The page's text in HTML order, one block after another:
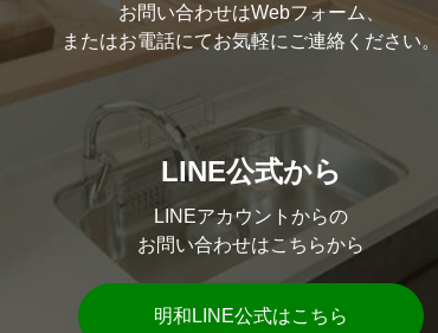
お問い合わせはWebフォーム、
またはお電話にてお気軽にご連絡ください。
LINE公式から
LINEアカウントからの
お問い合わせはこちらから
明和LINE公式はこちら